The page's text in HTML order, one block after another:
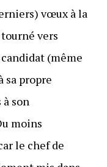
vœux à la
vers
(même
sa propre
à son
moins
le chef de